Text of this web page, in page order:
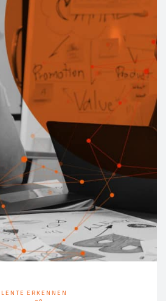
ERKENNEN